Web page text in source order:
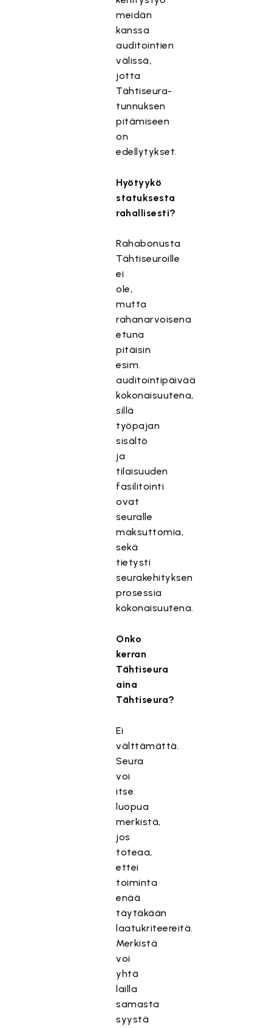
meidän
kanssa
auditointien
välissä,
jotta
Tähtiseura-
tunnuksen
pitämiseen
on
edellytykset.
Hyötyykö
statuksesta
rahallisesti?
Rahabonusta
Tähtiseuroille
ei
ole,
mutta
rahanarvoisena
etuna
pitäisin
esim.
auditointipäivää
kokonaisuutena,
sillä
työpajan
sisältö
ja
tilaisuuden
fasilitointi
ovat
seuralle
maksuttomia,
sekä
tietysti
seurakehityksen
prosessia
kokonaisuutena.
Onko
kerran
Tähtiseura
aina
Tähtiseura?
Ei
välttämättä.
Seura
voi
itse
luopua
merkistä,
jos
toteaa,
ettei
toiminta
enää
täytäkään
laatukriteereitä.
Merkistä
voi
yhtä
lailla
samasta
syystä